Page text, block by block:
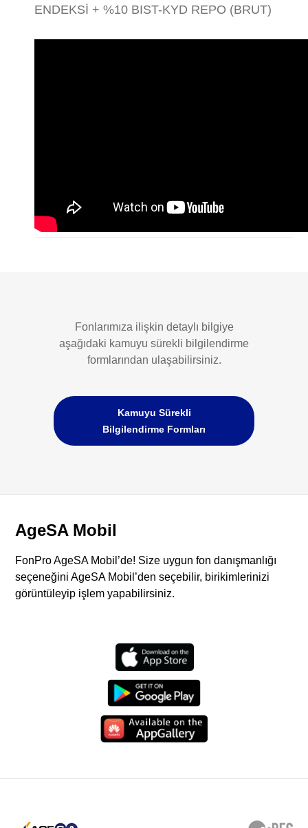
ENDEKSİ + %10 BIST-KYD REPO (BRUT)
Fonlarımıza ilişkin detaylı bilgiye
aşağıdaki kamuyu sürekli bilgilendirme
formlarından ulaşabilirsiniz.
Kamuyu Sürekli
Bilgilendirme Formları
AgeSA Mobil
FonPro AgeSA Mobil’de! Size uygun fon danışmanlığı
seçeneğini AgeSA Mobil’den seçebilir, birikimlerinizi
görüntüleyip işlem yapabilirsiniz.